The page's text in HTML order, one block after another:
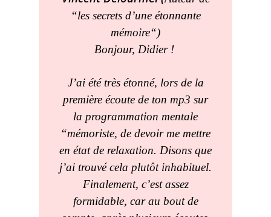
“les secrets d’une étonnante
mémoire“)
Bonjour, Didier !
J’ai été très étonné, lors de la
première écoute de ton mp3 sur
la programmation mentale
“mémoriste, de devoir me mettre
en état de relaxation. Disons que
j’ai trouvé cela plutôt inhabituel.
Finalement, c’est assez
formidable, car au bout de